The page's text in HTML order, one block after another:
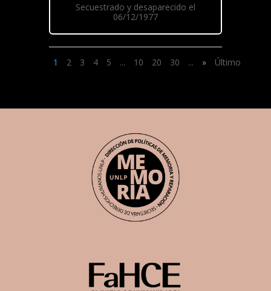
Secuestrado y desaparecido el
06/12/1977
1 2 3 4 5 ... 10 20 30 ... » Último